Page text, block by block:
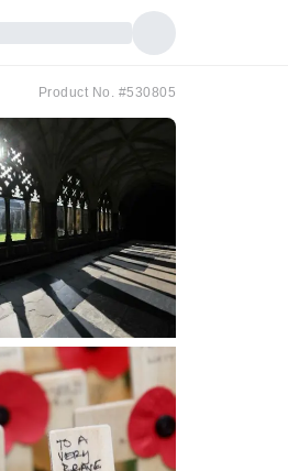
Product No. #530805